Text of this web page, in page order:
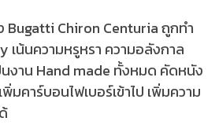
Bugatti Chiron Centuria ถูกทำ
เน้นความหรูหรา ความอลังกาล
งาน Hand made ทั้งหมด คัดหนัง
มคาร์บอนไฟเบอร์เข้าไป เพิ่มความ